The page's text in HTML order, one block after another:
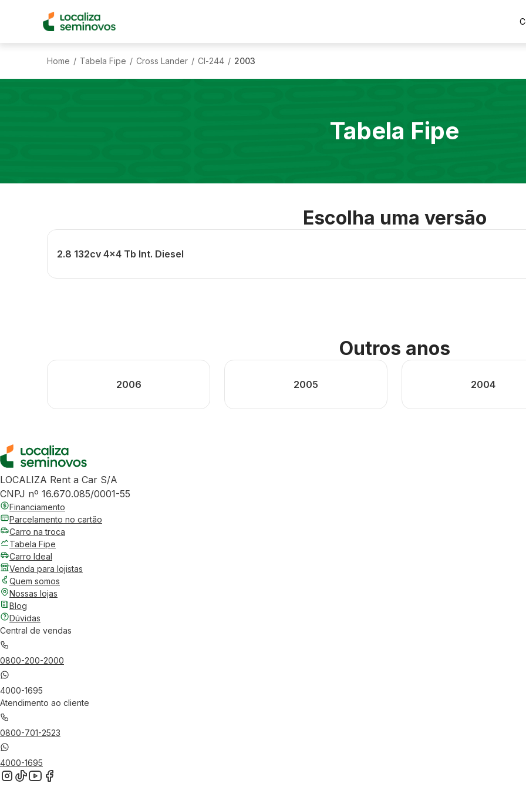
Home / Tabela Fipe / Cross Lander / Cl-244 / 2003
Tabela Fipe
Escolha uma versão
2.8 132cv 4x4 Tb Int. Diesel
Outros anos
2006 2005 2004
LOCALIZA Rent a Car S/A
CNPJ nº 16.670.085/0001-55
Financiamento
Parcelamento no cartão
Carro na troca
Tabela Fipe
Carro Ideal
Venda para lojistas
Quem somos
Nossas lojas
Blog
Dúvidas
Central de vendas
0800-200-2000
4000-1695
Atendimento ao cliente
0800-701-2523
4000-1695